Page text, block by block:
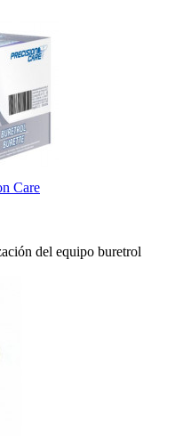
Care
del equipo buretrol